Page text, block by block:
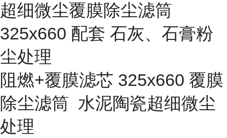
超细微尘覆膜除尘滤筒
325x660 配套 石灰、石膏粉
尘处理
阻燃+覆膜滤芯 325x660 覆膜
除尘滤筒 水泥陶瓷超细微尘
处理